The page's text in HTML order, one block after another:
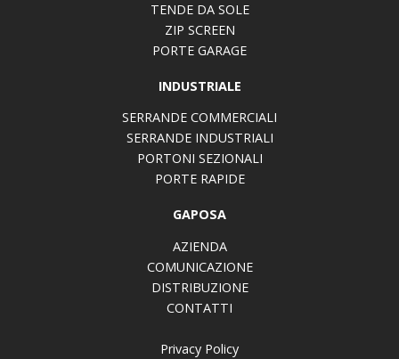
TENDE DA SOLE
ZIP SCREEN
PORTE GARAGE
INDUSTRIALE
SERRANDE COMMERCIALI
SERRANDE INDUSTRIALI
PORTONI SEZIONALI
PORTE RAPIDE
GAPOSA
AZIENDA
COMUNICAZIONE
DISTRIBUZIONE
CONTATTI
Privacy Policy